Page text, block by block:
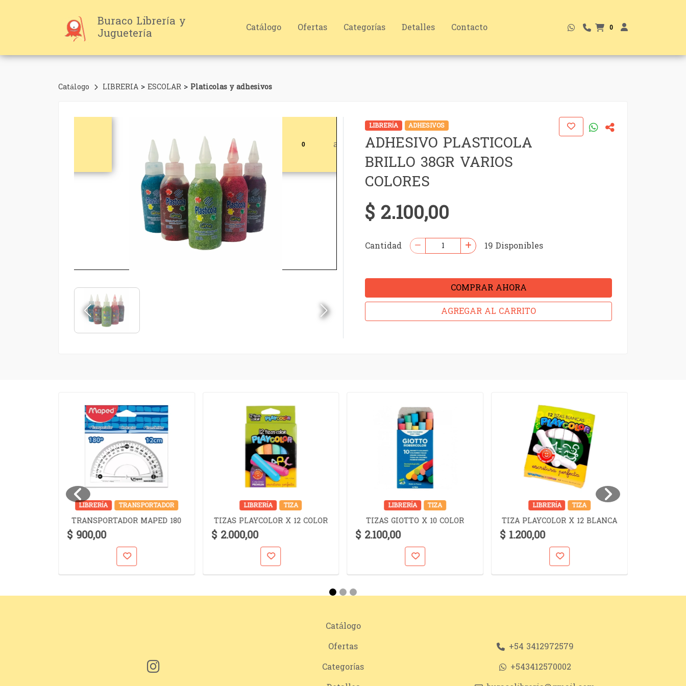
Buraco Librería y
Juguetería Catálogo Ofertas Categorías Detalles Contacto 0
Catálogo LIBRERIA > ESCOLAR > Platicolas y adhesivos
LIBRERÍA ADHESIVOS
ADHESIVO PLASTICOLA
BRILLO 38GR VARIOS
COLORES
$ 2.100,00
Cantidad 19 Disponibles
COMPRAR AHORA
AGREGAR AL CARRITO
LIBRERÍA TRANSPORTADOR
TRANSPORTADOR MAPED 180
$ 900,00
LIBRERÍA TIZA
TIZAS PLAYCOLOR X 12 COLOR
$ 2.000,00
LIBRERÍA TIZA
TIZAS GIOTTO X 10 COLOR
$ 2.100,00
LIBRERÍA TIZA
TIZA PLAYCOLOR X 12 BLANCA
$ 1.200,00
Catálogo
Ofertas
Categorías
+54 3412972579
+543412570002